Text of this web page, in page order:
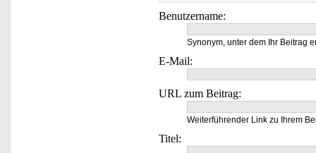
Benutzername:
Synonym, unter dem Ihr Beitrag
E-Mail:
URL zum Beitrag:
Weiterführender Link zu Ihrem
Titel: